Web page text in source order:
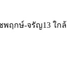
พฤกษ์-จรัญ13 ใกล้